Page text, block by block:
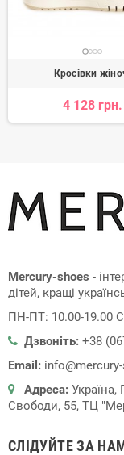
Кросівки
4 128 грн.
Mercury-shoes -
дітей, кращі
ПН-ПТ: 10.00-19.00
Дзвоніть: +38
Email:
Адреса:
Свободи, 55, ТЦ
СЛІДУЙТЕ ЗА